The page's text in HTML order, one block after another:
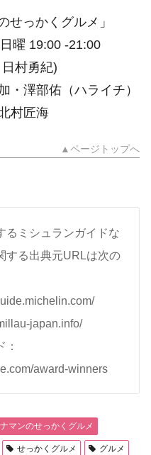
っかくグルメ」
曜 19:00 -21:00
村勇紀)
・澤部佑（ハライチ）
北村匠海
▲ページトップへ
るミシュランガイドな
する出典元URLは次の
japan.info/
award-winners
マンのせっかくグルメ
せっかくグルメ グルメ